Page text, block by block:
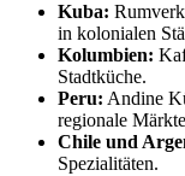
Kuba:
in kolonialen
Kolumbien:
Stadtküche.
Peru: Andine
regionale
Chile und
Spezialitäten.